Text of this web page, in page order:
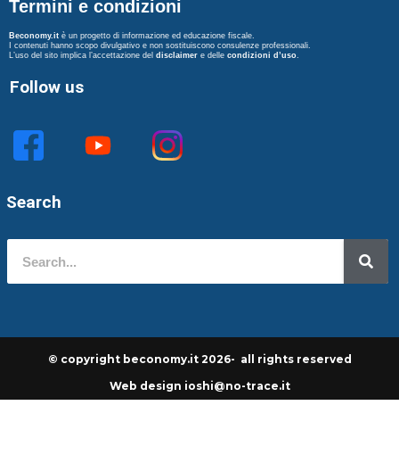
Termini e condizioni
Beconomy.it è un progetto di informazione ed educazione fiscale.
I contenuti hanno scopo divulgativo e non sostituiscono consulenze professionali.
L’uso del sito implica l’accettazione del disclaimer e delle condizioni d’uso.
Follow us
Search
© copyright beconomy.it 2026- all rights reserved
Web design ioshi@no-trace.it